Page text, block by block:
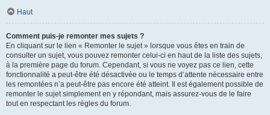
Haut
Comment puis-je remonter mes sujets ?
En cliquant sur le lien « Remonter le sujet » lorsque vous êtes en train de
consulter un sujet, vous pouvez remonter celui-ci en haut de la liste des sujets,
à la première page du forum. Cependant, si vous ne voyez pas ce lien, cette
fonctionnalité a peut-être été désactivée ou le temps d’attente nécessaire entre
les remontées n’a peut-être pas encore été atteint. Il est également possible de
remonter le sujet simplement en y répondant, mais assurez-vous de le faire
tout en respectant les règles du forum.